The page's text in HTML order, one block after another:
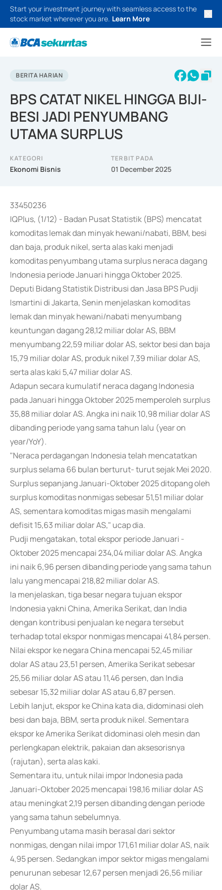
Start your investment journey with seamless access to the
stock market wherever you are. Learn More
BERITA HARIAN
BPS CATAT NIKEL HINGGA BIJI-
BESI JADI PENYUMBANG
UTAMA SURPLUS
KATEGORI
Ekonomi Bisnis
TERBIT PADA
01 December 2025
33450236
IQPlus, (1/12) - Badan Pusat Statistik (BPS) mencatat
komoditas lemak dan minyak hewani/nabati, BBM, besi
dan baja, produk nikel, serta alas kaki menjadi
komoditas penyumbang utama surplus neraca dagang
Indonesia periode Januari hingga Oktober 2025.
Deputi Bidang Statistik Distribusi dan Jasa BPS Pudji
Ismartini di Jakarta, Senin menjelaskan komoditas
lemak dan minyak hewani/nabati menyumbang
keuntungan dagang 28,12 miliar dolar AS, BBM
menyumbang 22,59 miliar dolar AS, sektor besi dan baja
15,79 miliar dolar AS, produk nikel 7,39 miliar dolar AS,
serta alas kaki 5,47 miliar dolar AS.
Adapun secara kumulatif neraca dagang Indonesia
pada Januari hingga Oktober 2025 memperoleh surplus
35,88 miliar dolar AS. Angka ini naik 10,98 miliar dolar AS
dibanding periode yang sama tahun lalu (year on
year/YoY).
"Neraca perdagangan Indonesia telah mencatatkan
surplus selama 66 bulan berturut- turut sejak Mei 2020.
Surplus sepanjang Januari-Oktober 2025 ditopang oleh
surplus komoditas nonmigas sebesar 51,51 miliar dolar
AS, sementara komoditas migas masih mengalami
defisit 15,63 miliar dolar AS," ucap dia.
Pudji mengatakan, total ekspor periode Januari -
Oktober 2025 mencapai 234,04 miliar dolar AS. Angka
ini naik 6,96 persen dibanding periode yang sama tahun
lalu yang mencapai 218,82 miliar dolar AS.
Ia menjelaskan, tiga besar negara tujuan ekspor
Indonesia yakni China, Amerika Serikat, dan India
dengan kontribusi penjualan ke negara tersebut
terhadap total ekspor nonmigas mencapai 41,84 persen.
Nilai ekspor ke negara China mencapai 52,45 miliar
dolar AS atau 23,51 persen, Amerika Serikat sebesar
25,56 miliar dolar AS atau 11,46 persen, dan India
sebesar 15,32 miliar dolar AS atau 6,87 persen.
Lebih lanjut, ekspor ke China kata dia, didominasi oleh
besi dan baja, BBM, serta produk nikel. Sementara
ekspor ke Amerika Serikat didominasi oleh mesin dan
perlengkapan elektrik, pakaian dan aksesorisnya
(rajutan), serta alas kaki.
Sementara itu, untuk nilai impor Indonesia pada
Januari-Oktober 2025 mencapai 198,16 miliar dolar AS
atau meningkat 2,19 persen dibanding dengan periode
yang sama tahun sebelumnya.
Penyumbang utama masih berasal dari sektor
nonmigas, dengan nilai impor 171,61 miliar dolar AS, naik
4,95 persen. Sedangkan impor sektor migas mengalami
penurunan sebesar 12,67 persen menjadi 26,56 miliar
dolar AS.